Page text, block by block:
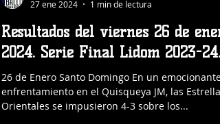
Winterballdata Admin
27 ene 2024
1 min de lectura
2024. Serie Final Lidom 2023-24.
26 de Enero Santo Domingo En un emocionante